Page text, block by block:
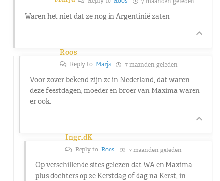
Waren het niet dat ze nog in Argentinië zaten
Roos
Reply to Marja 7 maanden geleden
Voor zover bekend zijn ze in Nederland, dat waren
deze feestdagen, moeder en broer van Maxima waren
er ook.
IngridK
Reply to Roos 7 maanden geleden
Op verschillende sites gelezen dat WA en Maxima
plus dochters op 2e Kerstdag of dag na Kerst, in